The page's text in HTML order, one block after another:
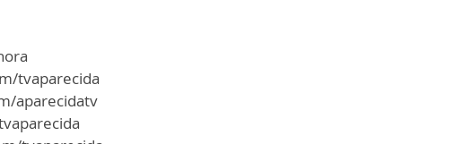
tvaparecida
aparecidatv